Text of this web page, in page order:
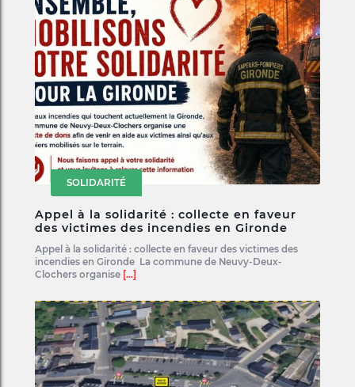
SOLIDARITÉ
Appel à la solidarité : collecte en faveur
des victimes des incendies en Gironde
Appel à la solidarité : collecte en faveur des victimes des
incendies en Gironde La commune de Neuvy-Deux-
Clochers organise [...]